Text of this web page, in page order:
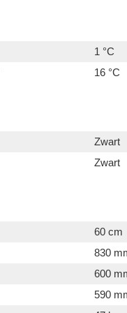
1 °C
16 °C
Zwart
Zwart
60 cm
830
600
590